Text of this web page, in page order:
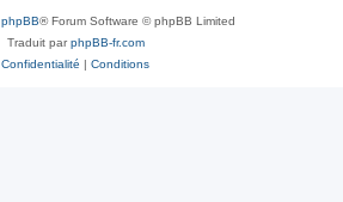
phpBB® Forum Software © phpBB Limited
Traduit parphpBB-fr.com
Confidentialité | Conditions